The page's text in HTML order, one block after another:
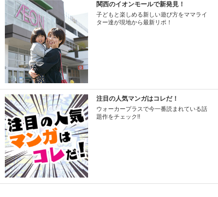
関西のイオンモールで新発見！
子どもと楽しめる新しい遊び方をママライ
ター達が現地から最新リポ！
注目の人気マンガはコレだ！
ウォーカープラスで今一番読まれている話
題作をチェック!!